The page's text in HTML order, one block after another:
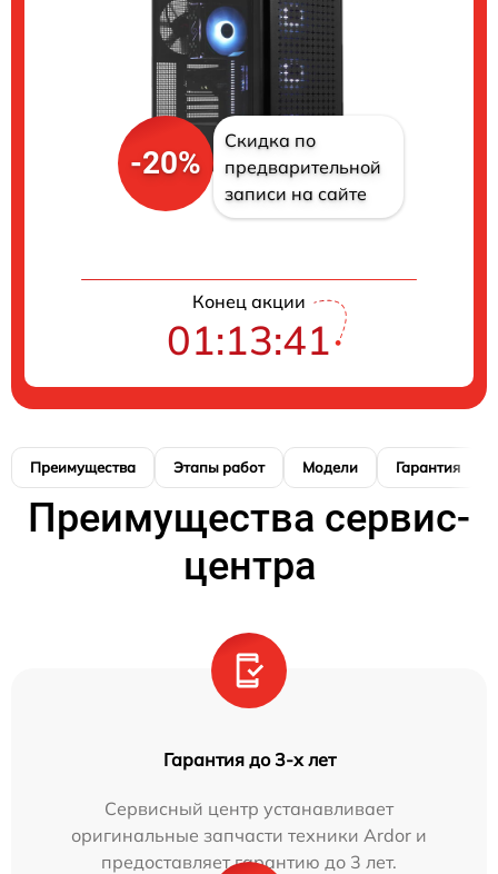
-20%
Скидка по
предварительной
записи на сайте
Конец акции
01:13:40
Преимущества Этапы работ Модели Гарантия
Преимущества сервис-
центра
Гарантия до 3-х лет
Сервисный центр устанавливает
оригинальные запчасти техники Ardor и
предоставляет гарантию до 3 лет.